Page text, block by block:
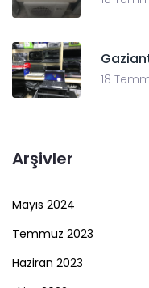
18
Arşivler
Mayıs 2024
Temmuz 2023
Haziran 2023